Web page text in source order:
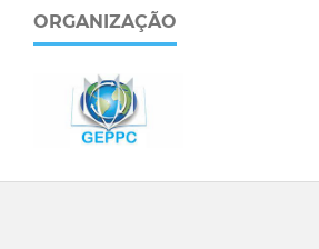
ORGANIZAÇÃO